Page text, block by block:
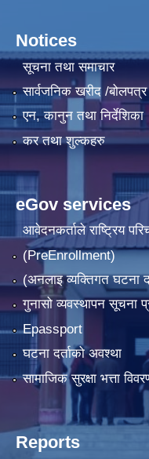
Notices
सूचना तथा समाचार
सार्वजनिक खरीद /
एन, कानुन तथा निर्देशिका
कर तथा शुल्कहरु
eGov services
आवेदनकर्ताले राष्‍ट्रिय
(PreEnrollment)
(अनलाइ व्यक्तिगत घटना
गुनासो व्यवस्थापन सूचना
Epassport
घटना दर्ताको अवश्था
सामाजिक सुरक्षा भत्ता
Reports